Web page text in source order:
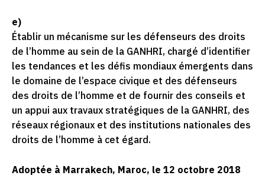
e)
Établir un mécanisme sur les défenseurs des droits
de l’homme au sein de la GANHRI, chargé d’identifier
les tendances et les défis mondiaux émergents dans
le domaine de l’espace civique et des défenseurs
des droits de l’homme et de fournir des conseils et
un appui aux travaux stratégiques de la GANHRI, des
réseaux régionaux et des institutions nationales des
droits de l’homme à cet égard.
Adoptée à Marrakech, Maroc, le 12 octobre 2018